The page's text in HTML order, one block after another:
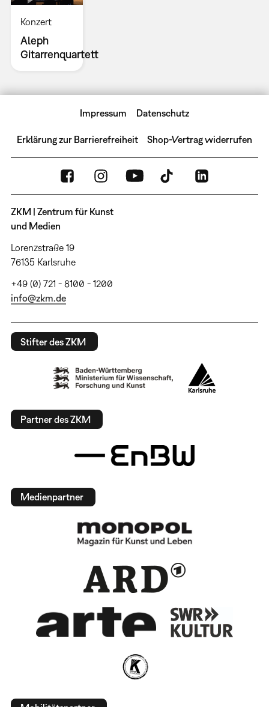
Konzert
Aleph
Gitarrenquartett
Impressum Datenschutz
Erklärung zur Barrierefreiheit Shop-Vertrag widerrufen
ZKM | Zentrum für Kunst
und Medien
Lorenzstraße 19
76135 Karlsruhe
+49 (0) 721 - 8100 - 1200
info@zkm.de
Stifter des ZKM
Partner des ZKM
Medienpartner